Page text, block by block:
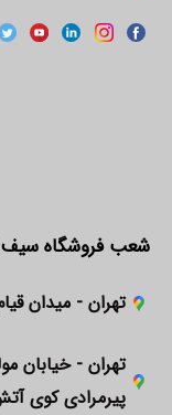
شعب فروشگاه سیف
تهران - میدان
تهران - خیابان
پیرمرادی کوی آتش